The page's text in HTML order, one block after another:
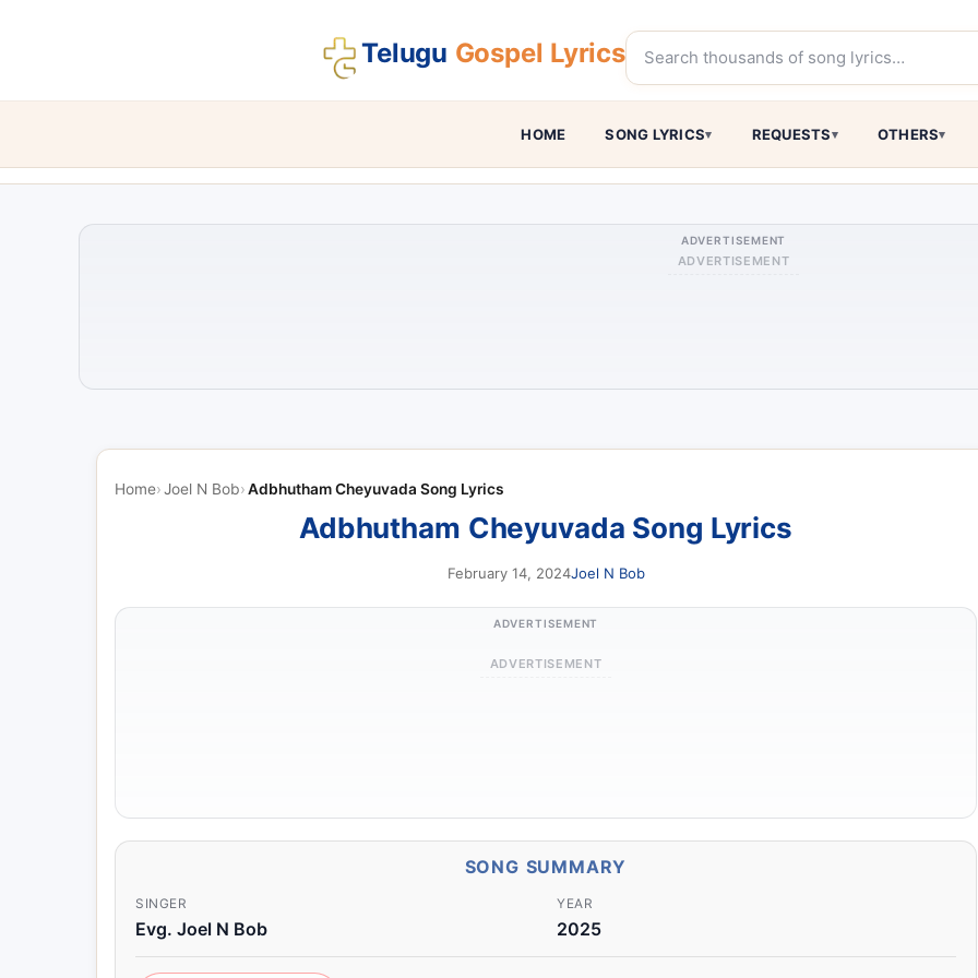
Telugu Gospel Lyrics
HOME SONG LYRICS REQUESTS OTHERS
ADVERTISEMENT
ADVERTISEMENT
Home Joel N Bob Adbhutham Cheyuvada Song Lyrics
Adbhutham Cheyuvada Song Lyrics
February 14, 2024Joel N Bob
ADVERTISEMENT
ADVERTISEMENT
SONG SUMMARY
SINGER
Evg. Joel N Bob
YEAR
2025